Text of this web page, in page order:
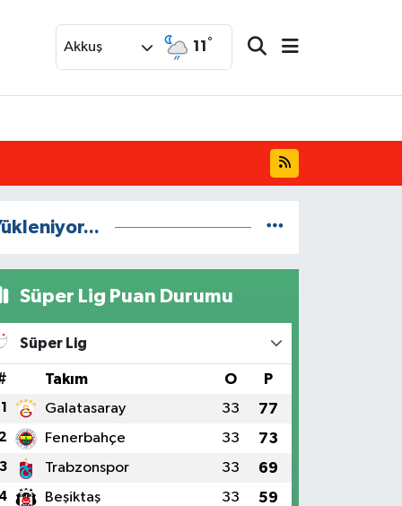
Akkuş 11 °
Süper Lig Puan Durumu
Süper Lig
Takım O P
1 Galatasaray 33 77
2 Fenerbahçe 33 73
3 Trabzonspor 33 69
4 Beşiktaş 33 59